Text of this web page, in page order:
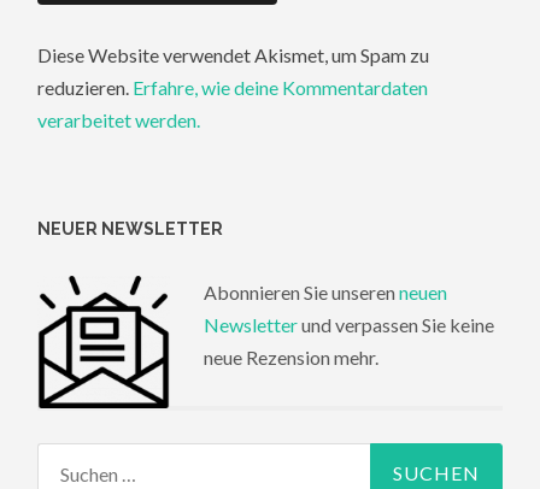
Diese Website verwendet Akismet, um Spam zu
reduzieren. Erfahre, wie deine Kommentardaten
verarbeitet werden.
NEUER NEWSLETTER
Abonnieren Sie unseren neuen
Newsletterund verpassen Sie keine
neue Rezension mehr.